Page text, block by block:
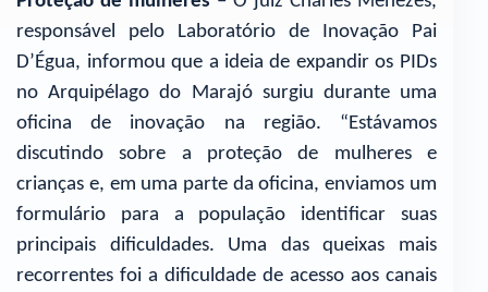
responsável pelo Laboratório de Inovação Pai
D’Égua, informou que a ideia de expandir os PIDs
no Arquipélago do Marajó surgiu durante uma
oficina de inovação na região. “Estávamos
discutindo sobre a proteção de mulheres e
crianças e, em uma parte da oficina, enviamos um
formulário para a população identificar suas
principais dificuldades. Uma das queixas mais
recorrentes foi a dificuldade de acesso aos canais